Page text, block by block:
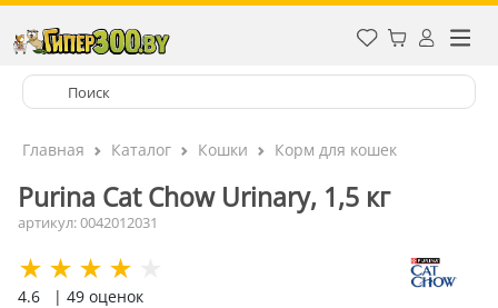
Главная Каталог Кошки Корм для кошек
Purina Cat Chow Urinary, 1,5 кг
артикул: 0042012031
4.6 | 49 оценок